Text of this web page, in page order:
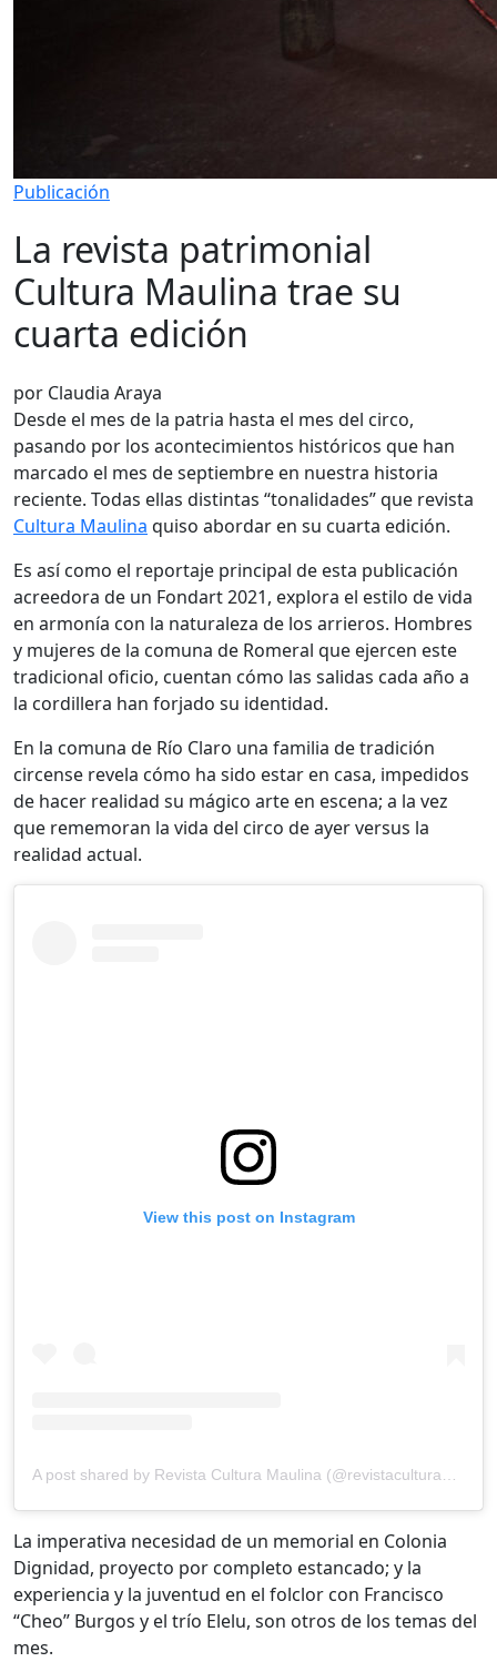
Publicación
La revista patrimonial
Cultura Maulina trae su
cuarta edición
por Claudia Araya
Desde el mes de la patria hasta el mes del circo,
pasando por los acontecimientos históricos que han
marcado el mes de septiembre en nuestra historia
reciente. Todas ellas distintas “tonalidades” que revista
Cultura Maulina quiso abordar en su cuarta edición.
Es así como el reportaje principal de esta publicación
acreedora de un Fondart 2021, explora el estilo de vida
en armonía con la naturaleza de los arrieros. Hombres
y mujeres de la comuna de Romeral que ejercen este
tradicional oficio, cuentan cómo las salidas cada año a
la cordillera han forjado su identidad.
En la comuna de Río Claro una familia de tradición
circense revela cómo ha sido estar en casa, impedidos
de hacer realidad su mágico arte en escena; a la vez
que rememoran la vida del circo de ayer versus la
realidad actual.
View this post on Instagram
La imperativa necesidad de un memorial en Colonia
Dignidad, proyecto por completo estancado; y la
experiencia y la juventud en el folclor con Francisco
“Cheo” Burgos y el trío Elelu, son otros de los temas del
mes.